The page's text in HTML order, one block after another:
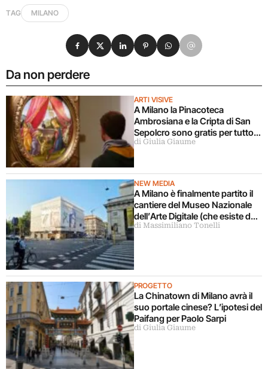
TAG MILANO
Da non perdere
ARTI VISIVE
A Milano la Pinacoteca
Ambrosiana e la Cripta di San
Sepolcro sono gratis per tutto
agosto (ma solo per milanesi)
di Giulia Giaume
NEW MEDIA
A Milano è finalmente partito il
cantiere del Museo Nazionale
dell’Arte Digitale (che esiste da
5 anni ma ancora non c’è)
di Massimiliano Tonelli
PROGETTO
La Chinatown di Milano avrà il
suo portale cinese? L’ipotesi del
Paifang per Paolo Sarpi
di Giulia Giaume
Condividi su Facebook
Condividi su X
Condividi su LinkedIn
Condividi su Pinterest
Condividi su WhatsApp
Condividi su Email